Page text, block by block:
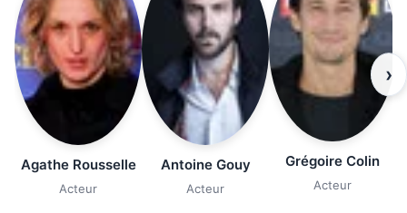
Agathe Rousselle
Acteur
Antoine Gouy
Acteur
Grégoire Colin
Acteur
›